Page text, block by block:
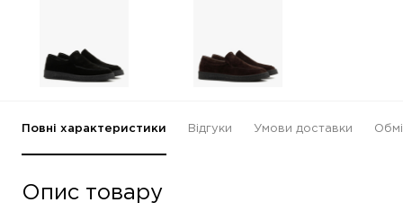
Повні характеристики Відгуки Умови доставки
Опис товару